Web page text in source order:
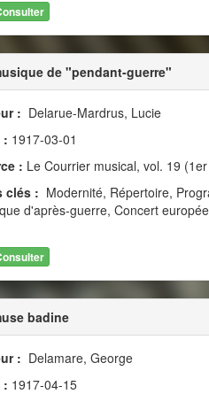
de "pendant-guerre"
: Delarue-Mardrus, Lucie
: 1917-03-01
: Le Courrier musical, vol. 19
clés : Modernité, Répertoire,
d'après-guerre, Concert
badine
: Delamare, George
: 1917-04-15